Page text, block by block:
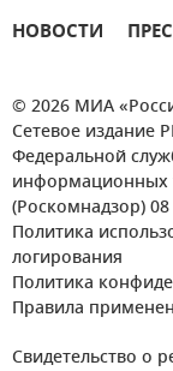
НОВОСТИ
© 2026 МИА
Сетевое издание
Федеральной
информационных
(Роскомнадзор)
Политика
логирования
Политика
Правила
Свидетельство о